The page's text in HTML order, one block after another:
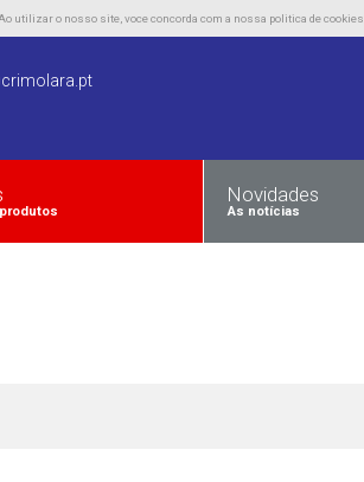
utilizar o nosso site, voce concorda com a nossa politica de cookies.
Novidades
As notícias